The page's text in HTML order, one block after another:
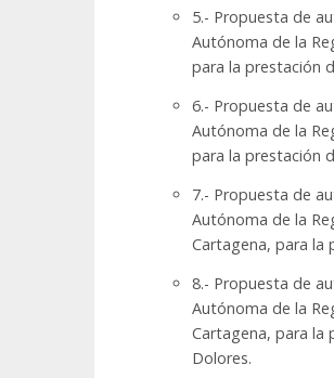
5.- Propuesta de
Autónoma de la
para la prestación
6.- Propuesta de
Autónoma de la
para la prestación
7.- Propuesta de
Autónoma de la
Cartagena, para la
8.- Propuesta de
Autónoma de la
Cartagena, para la
Dolores.